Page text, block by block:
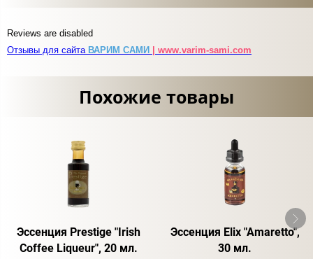
Reviews are disabled
Отзывы для сайта ВАРИМ САМИ | www.varim-sami.com
Похожие товары
Эссенция Prestige "Irish
Coffee Liqueur", 20 мл.
Эссенция Elix "Amaretto",
30 мл.